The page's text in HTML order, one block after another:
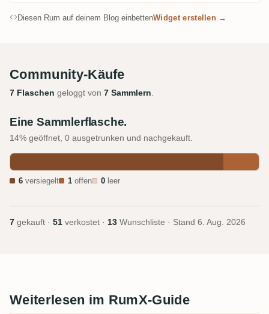
Diesen Rum auf deinem Blog einbettenWidget erstellen →
Community-Käufe
7 Flaschen geloggt von 7 Sammlern.
Eine Sammlerflasche.
14% geöffnet, 0 ausgetrunken und nachgekauft.
6 versiegelt 1 offen 0 leer
7 gekauft · 51 verkostet · 13 Wunschliste · Stand 6. Aug. 2026
Weiterlesen im RumX-Guide